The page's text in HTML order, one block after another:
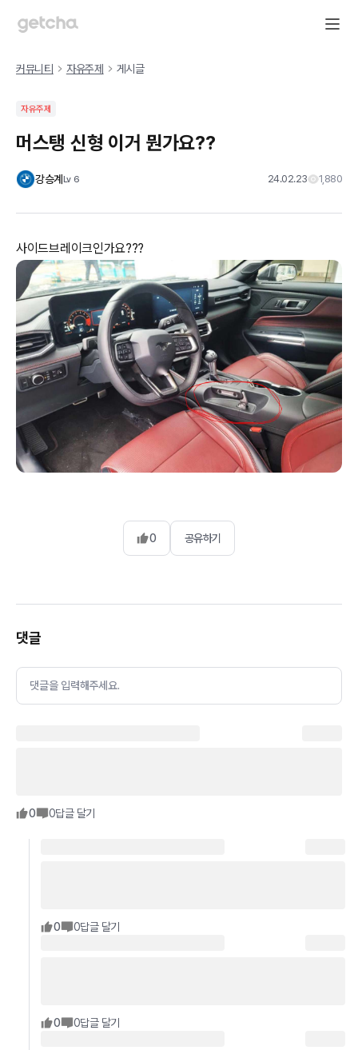
커뮤니티 자유주제 게시글
자유주제
머스탱 신형 이거 뭔가요??
강승계 Lv6 24.02.23 1,880
사이드브레이크인가요???
0 공유하기
댓글
댓글을 입력해주세요.
0 0답글 달기
0 0답글 달기
0 0답글 달기